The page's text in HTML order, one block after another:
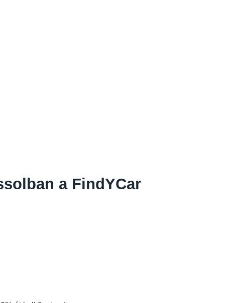
a FindYCar